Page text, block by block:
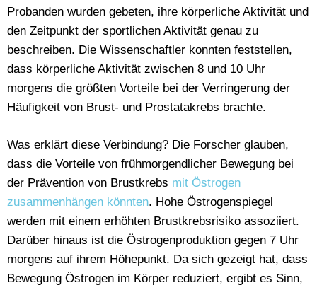
Probanden wurden gebeten, ihre körperliche Aktivität und
den Zeitpunkt der sportlichen Aktivität genau zu
beschreiben. Die Wissenschaftler konnten feststellen,
dass körperliche Aktivität zwischen 8 und 10 Uhr
morgens die größten Vorteile bei der Verringerung der
Häufigkeit von Brust- und Prostatakrebs brachte.
Was erklärt diese Verbindung? Die Forscher glauben,
dass die Vorteile von frühmorgendlicher Bewegung bei
der Prävention von Brustkrebs mit Östrogen
zusammenhängen könnten. Hohe Östrogenspiegel
werden mit einem erhöhten Brustkrebsrisiko assoziiert.
Darüber hinaus ist die Östrogenproduktion gegen 7 Uhr
morgens auf ihrem Höhepunkt. Da sich gezeigt hat, dass
Bewegung Östrogen im Körper reduziert, ergibt es Sinn,